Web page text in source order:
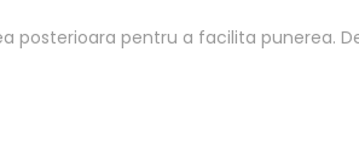
posterioara pentru a facilita punerea.